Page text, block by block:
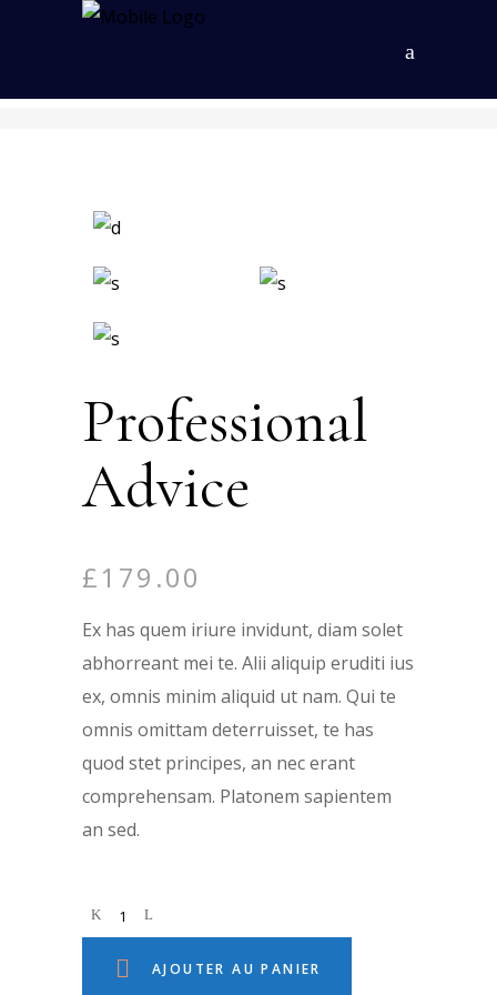
Professional
Advice
£179.00
Ex has quem iriure invidunt, diam solet
abhorreant mei te. Alii aliquip eruditi ius
ex, omnis minim aliquid ut nam. Qui te
omnis omittam deterruisset, te has
quod stet principes, an nec erant
comprehensam. Platonem sapientem
an sed.
AJOUTER AU PANIER